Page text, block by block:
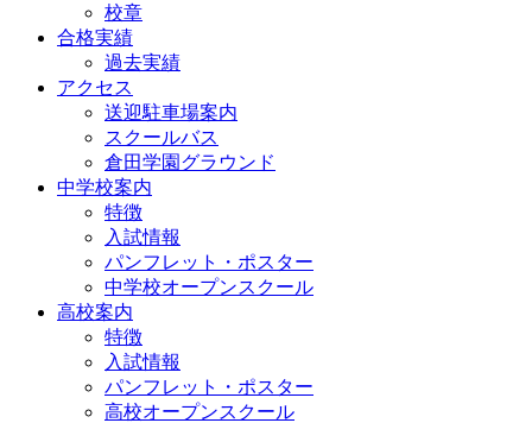
校章
合格実績
過去実績
アクセス
送迎駐車場案内
スクールバス
倉田学園グラウンド
中学校案内
特徴
入試情報
パンフレット・ポスター
中学校オープンスクール
高校案内
特徴
入試情報
パンフレット・ポスター
高校オープンスクール